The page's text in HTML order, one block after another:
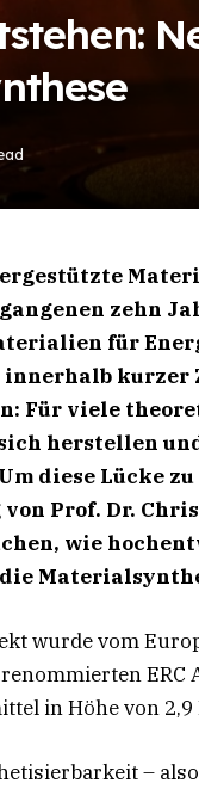
zehn
für
innerhalb kurzer
Für viele
herstellen
diese Lücke
Prof. Dr.
wie
wurde vom
ERC
in Höhe von
–